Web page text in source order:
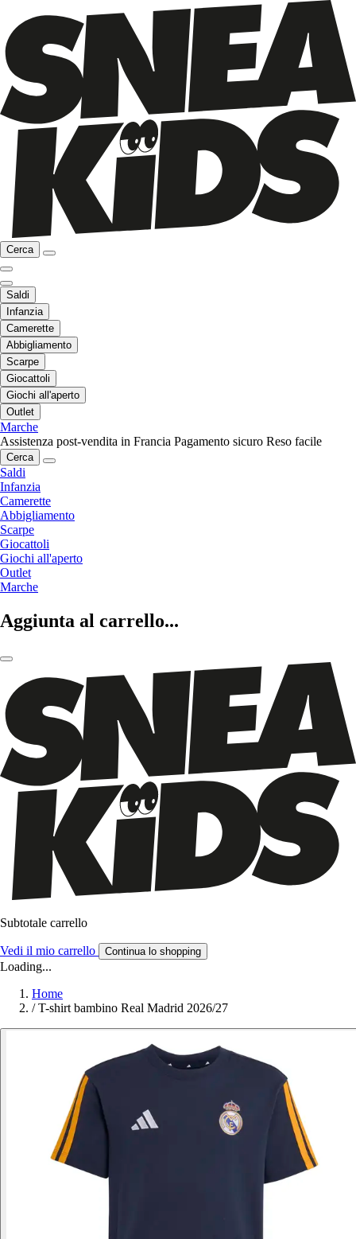
Cerca
Saldi
Infanzia
Camerette
Abbigliamento
Scarpe
Giocattoli
Giochi all'aperto
Outlet
Marche
Assistenza post-vendita in Francia Pagamento sicuro Reso facile
Cerca
Saldi
Infanzia
Camerette
Abbigliamento
Scarpe
Giocattoli
Giochi all'aperto
Outlet
Marche
Aggiunta al carrello...
Subtotale carrello
Vedi il mio carrello Continua lo shopping
Loading...
Home
/ T-shirt bambino Real Madrid 2026/27